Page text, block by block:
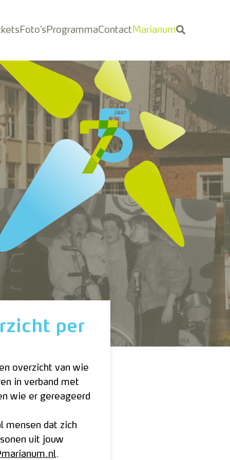
Foto’sProgrammaContactMarianum
per
overzicht van wie
in verband met
wie er gereageerd
mensen dat zich
uit jouw
.